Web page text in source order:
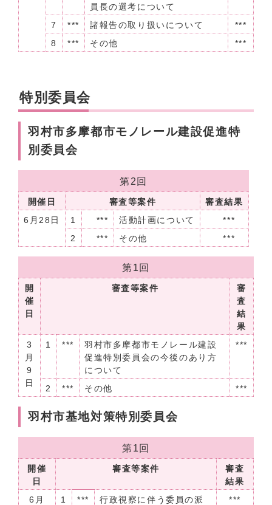
員長の選考について
7 *** 諸報告の取り扱いについて
***
8
*** その他 ***
特別委員会
羽村市多摩都市モノレール建設促進特
別委員会
第2回
開催日 審査等案件
審査結果
6月28日
1 *** 活動計画について
***
2
*** その他 ***
第1回
開
催
日
審査等案件
審
査
結
果
3
月
9
日
1 ***
羽村市多摩都市モノレール建設
促進特別委員会の今後のあり方
について
***
2 *** その他 ***
羽村市基地対策特別委員会
第1回
開催
日
審査等案件
審査
結果
6月
1 ***
行政視察に伴う委員の派
***